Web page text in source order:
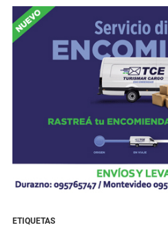
ETIQUETAS